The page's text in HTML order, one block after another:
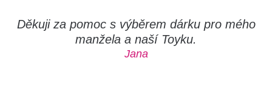
Děkuji za pomoc s výběrem dárku pro mého
manžela a naší Toyku.
Jana